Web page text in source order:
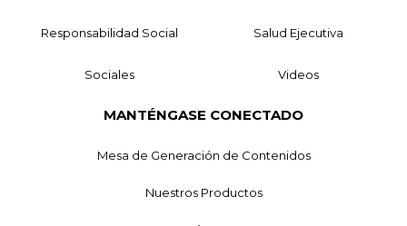
Responsabilidad Social Salud Ejecutiva
Sociales Videos
MANTÉNGASE CONECTADO
Mesa de Generación de Contenidos
Nuestros Productos